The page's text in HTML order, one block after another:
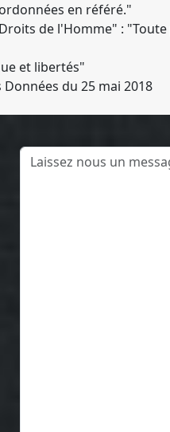
en référé."
de l'Homme" :
et libertés"
du 25 mai 2018